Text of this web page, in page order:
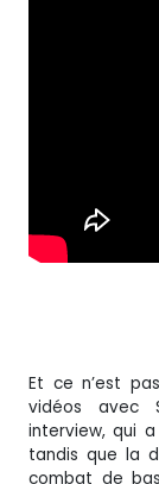
Et ce n’est
vidéos avec
interview, qui
tandis que la
combat de